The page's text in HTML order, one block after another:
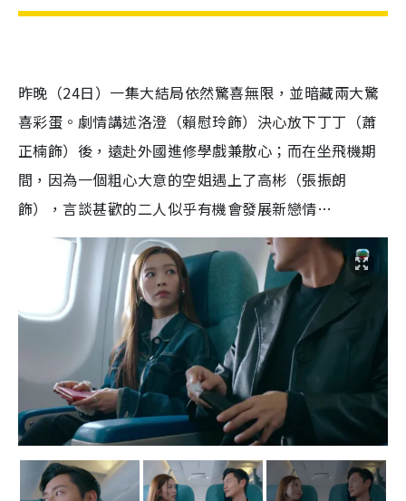
昨晚（24日）一集大結局依然驚喜無限，並暗藏兩大驚
喜彩蛋。劇情講述洛澄（賴慰玲飾）決心放下丁丁（蕭
正楠飾）後，遠赴外國進修學戲兼散心；而在坐飛機期
間，因為一個粗心大意的空姐遇上了高彬（張振朗
飾），言談甚歡的二人似乎有機會發展新戀情…